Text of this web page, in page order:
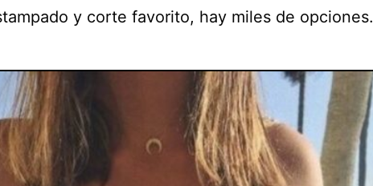
y corte favorito, hay miles de opciones.